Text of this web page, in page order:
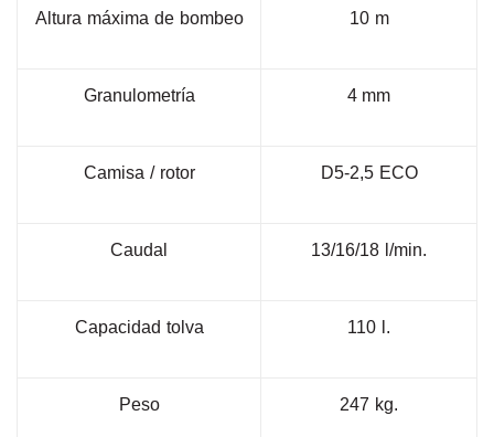
Altura máxima de bombeo 10 m
Granulometría 4 mm
Camisa / rotor D5-2,5 ECO
Caudal 13/16/18 l/min.
Capacidad tolva 110 l.
Peso 247 kg.